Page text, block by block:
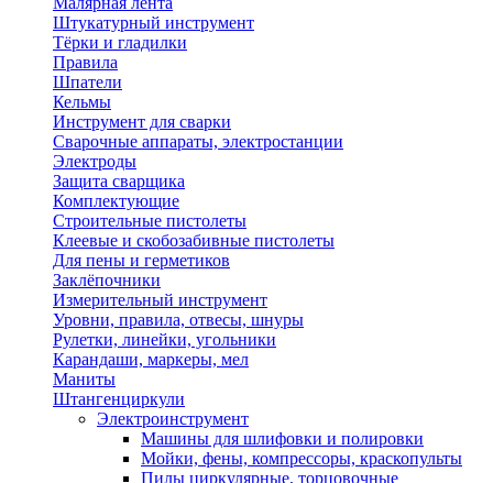
Штукатурный инструмент
Тёрки и гладилки
Правила
Шпатели
Кельмы
Инструмент для сварки
Сварочные аппараты, электростанции
Электроды
Защита сварщика
Комплектующие
Строительные пистолеты
Клеевые и скобозабивные пистолеты
Для пены и герметиков
Заклёпочники
Измерительный инструмент
Уровни, правила, отвесы, шнуры
Рулетки, линейки, угольники
Карандаши, маркеры, мел
Маниты
Штангенциркули
Электроинструмент
Машины для шлифовки и полировки
Мойки, фены, компрессоры, краскопульты
Пилы циркулярные, торцовочные